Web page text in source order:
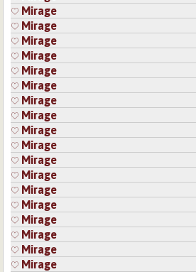
Mirage
Mirage
Mirage
Mirage
Mirage
Mirage
Mirage
Mirage
Mirage
Mirage
Mirage
Mirage
Mirage
Mirage
Mirage
Mirage
Mirage
Mirage